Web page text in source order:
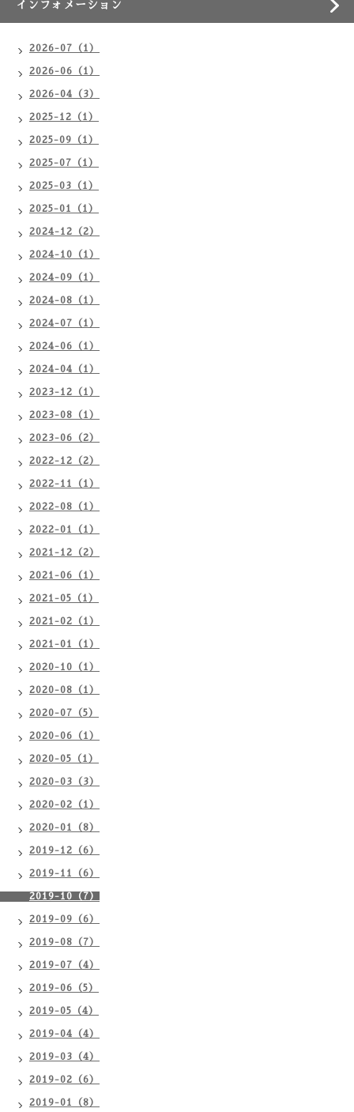
インフォメーション
2026-07（1）
2026-06（1）
2026-04（3）
2025-12（1）
2025-09（1）
2025-07（1）
2025-03（1）
2025-01（1）
2024-12（2）
2024-10（1）
2024-09（1）
2024-08（1）
2024-07（1）
2024-06（1）
2024-04（1）
2023-12（1）
2023-08（1）
2023-06（2）
2022-12（2）
2022-11（1）
2022-08（1）
2022-01（1）
2021-12（2）
2021-06（1）
2021-05（1）
2021-02（1）
2021-01（1）
2020-10（1）
2020-08（1）
2020-07（5）
2020-06（1）
2020-05（1）
2020-03（3）
2020-02（1）
2020-01（8）
2019-12（6）
2019-11（6）
2019-10（7）
2019-09（6）
2019-08（7）
2019-07（4）
2019-06（5）
2019-05（4）
2019-04（4）
2019-03（4）
2019-02（6）
2019-01（8）